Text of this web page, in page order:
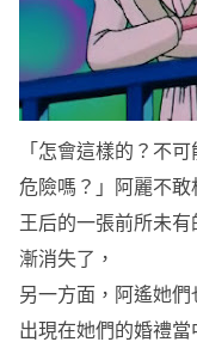
「怎會這樣的？不
危險嗎？」阿麗不敢
王后的一張前所未
漸消失了，
另一方面，阿遙她
出現在她們的婚禮